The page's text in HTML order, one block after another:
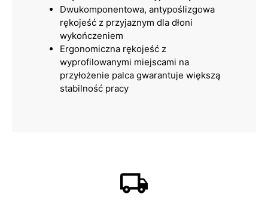
Dwukomponentowa, antypoślizgowa
rękojeść z przyjaznym dla dłoni
wykończeniem
Ergonomiczna rękojeść z
wyprofilowanymi miejscami na
przyłożenie palca gwarantuje większą
stabilność pracy